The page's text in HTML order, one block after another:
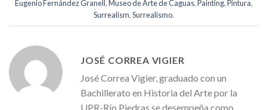
Eugenio Fernández Granell,Museo de Arte de Caguas,Painting,Pintura,
Surrealism,Surrealismo.
JOSÉ CORREA VIGIER
José Correa Vigier, graduado con un
Bachillerato en Historia del Arte por la
UPR-Río Piedras se desempeña como